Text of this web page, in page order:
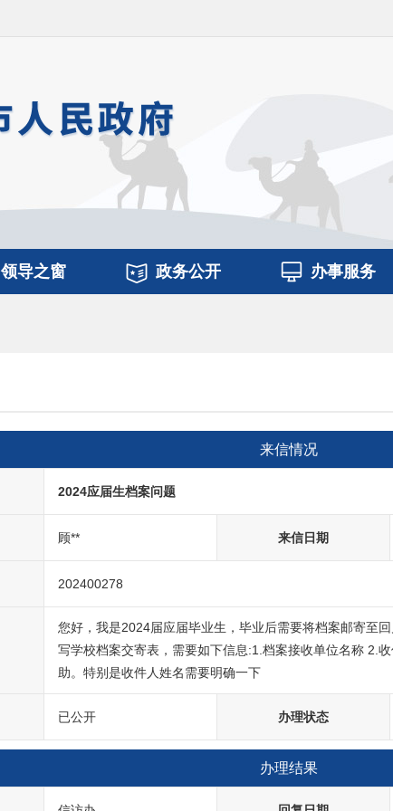
领导之窗 政务公开 办事服务
来信情况
2024应届生档案问题
顾** 来信日期
202400278
您好，我是2024届应届毕业生，毕业后需要将档案邮寄至
写学校档案交寄表，需要如下信息:1.档案接收单位名称 2.
助。特别是收件人姓名需要明确一下
已公开 办理状态
办理结果